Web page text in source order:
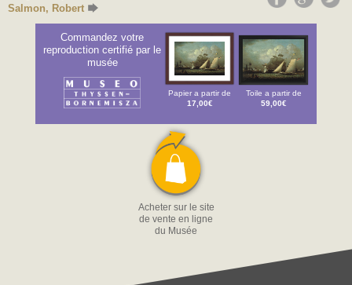
Salmon, Robert
Commandez votre
reproduction certifié par le
musée
Papier a partir de
17,00€
Toile a partir de
59,00€
Acheter sur le site
de vente en ligne
du Musée